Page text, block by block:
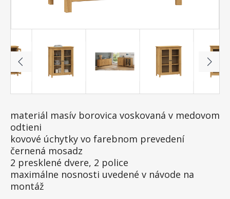
materiál masív borovica voskovaná v medovom
odtieni
kovové úchytky vo farebnom prevedení
černená mosadz
2 presklené dvere, 2 police
maximálne nosnosti uvedené v návode na
montáž